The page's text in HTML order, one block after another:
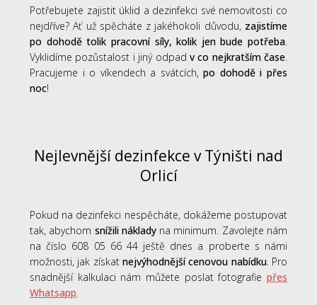
Potřebujete zajistit úklid a dezinfekci své nemovitosti co
nejdříve? Ať už spěcháte z jakéhokoli důvodu, zajistíme
po dohodě tolik pracovní síly, kolik jen bude potřeba
Vyklidíme pozůstalost i jiný odpad v co nejkratším čase
Pracujeme i o víkendech a svátcích,po dohodě i přes
noc!
Nejlevnější dezinfekce v Týništi nad
Orlicí
Pokud na dezinfekci nespěcháte, dokážeme postupovat
tak, abychom snížili nákladyna minimum. Zavolejte nám
na číslo 608 05 66 44 ještě dnes a proberte s námi
možnosti, jak získat nejvýhodnější cenovou nabídku. Pro
snadnější kalkulaci nám můžete poslat fotografie přes
Whatsapp.